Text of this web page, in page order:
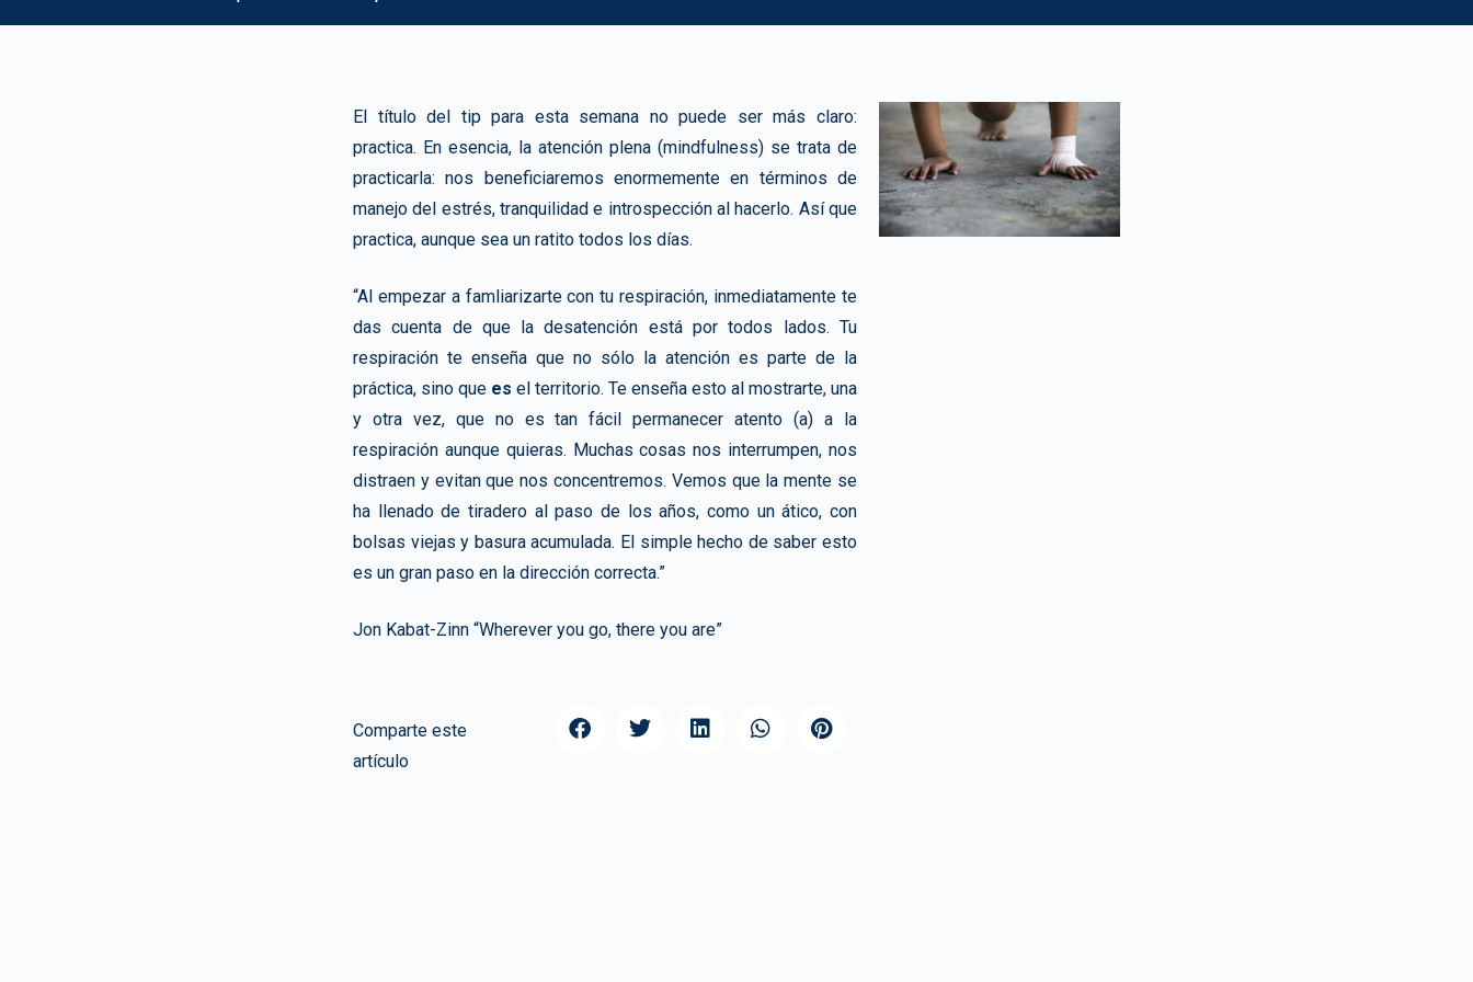
El título del tip para esta semana no puede ser más claro:
practica. En esencia, la atención plena (mindfulness) se trata de
practicarla: nos beneficiaremos enormemente en términos de
manejo del estrés, tranquilidad e introspección al hacerlo. Así que
practica, aunque sea un ratito todos los días.
“Al empezar a famliarizarte con tu respiración, inmediatamente te
das cuenta de que la desatención está por todos lados. Tu
respiración te enseña que no sólo la atención es parte de la
práctica, sino que es el territorio. Te enseña esto al mostrarte, una
y otra vez, que no es tan fácil permanecer atento (a) a la
respiración aunque quieras. Muchas cosas nos interrumpen, nos
distraen y evitan que nos concentremos. Vemos que la mente se
ha llenado de tiradero al paso de los años, como un ático, con
bolsas viejas y basura acumulada. El simple hecho de saber esto
es un gran paso en la dirección correcta.”
Jon Kabat-Zinn “Wherever you go, there you are”
Comparte este
artículo